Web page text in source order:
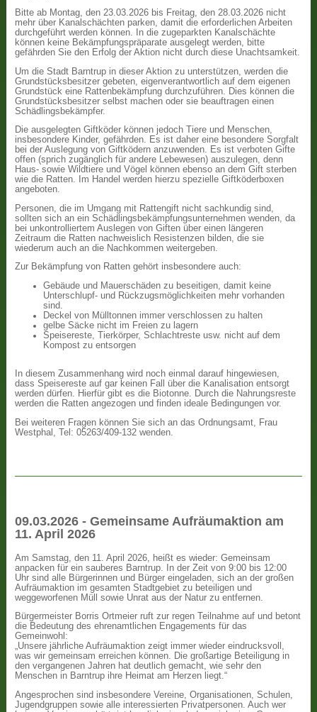
Bitte ab Montag, den 23.03.2026 bis Freitag, den 28.03.2026 nicht
mehr über Kanalschächten parken, damit die erforderlichen Arbeiten
durchgeführt werden können. In die zugeparkten Kanalschächte
können keine Bekämpfungspräparate ausgelegt werden, bitte
gefährden Sie den Erfolg der Aktion nicht durch diese Unachtsamkeit.
Um die Stadt Barntrup in dieser Aktion zu unterstützen, werden die
Grundstücksbesitzer gebeten, eigenverantwortlich auf dem eigenen
Grundstück eine Rattenbekämpfung durchzuführen. Dies können die
Grundstücksbesitzer selbst machen oder sie beauftragen einen
Schädlingsbekämpfer.
Die ausgelegten Giftköder können jedoch Tiere und Menschen,
insbesondere Kinder, gefährden. Es ist daher eine besondere Sorgfalt
bei der Auslegung von Giftködern anzuwenden. Es ist verboten Gifte
offen (sprich zugänglich für andere Lebewesen) auszulegen, denn
Haus- sowie Wildtiere und Vögel können ebenso an dem Gift sterben
wie die Ratten. Im Handel werden hierzu spezielle Giftköderboxen
angeboten.
Personen, die im Umgang mit Rattengift nicht sachkundig sind,
sollten sich an ein Schädlingsbekämpfungsunternehmen wenden, da
bei unkontrolliertem Auslegen von Giften über einen längeren
Zeitraum die Ratten nachweislich Resistenzen bilden, die sie
wiederum auch an die Nachkommen weitergeben.
Zur Bekämpfung von Ratten gehört insbesondere auch:
Gebäude und Mauerschäden zu beseitigen, damit keine
Unterschlupf- und Rückzugsmöglichkeiten mehr vorhanden
sind.
Deckel von Mülltonnen immer verschlossen zu halten
gelbe Säcke nicht im Freien zu lagern
Speisereste, Tierkörper, Schlachtreste usw. nicht auf dem
Kompost zu entsorgen
In diesem Zusammenhang wird noch einmal darauf hingewiesen,
dass Speisereste auf gar keinen Fall über die Kanalisation entsorgt
werden dürfen. Hierfür gibt es die Biotonne. Durch die Nahrungsreste
werden die Ratten angezogen und finden ideale Bedingungen vor.
Bei weiteren Fragen können Sie sich an das Ordnungsamt, Frau
Westphal, Tel: 05263/409-132 wenden.
09.03.2026 - Gemeinsame Aufräumaktion am
11. April 2026
Am Samstag, den 11. April 2026, heißt es wieder: Gemeinsam
anpacken für ein sauberes Barntrup. In der Zeit von 9:00 bis 12:00
Uhr sind alle Bürgerinnen und Bürger eingeladen, sich an der großen
Aufräumaktion im gesamten Stadtgebiet zu beteiligen und
weggeworfenen Müll sowie Unrat aus der Natur zu entfernen.
Bürgermeister Borris Ortmeier ruft zur regen Teilnahme auf und betont
die Bedeutung des ehrenamtlichen Engagements für das
Gemeinwohl:
„Unsere jährliche Aufräumaktion zeigt immer wieder eindrucksvoll,
was wir gemeinsam erreichen können. Die großartige Beteiligung in
den vergangenen Jahren hat deutlich gemacht, wie sehr den
Menschen in Barntrup ihre Heimat am Herzen liegt.“
Angesprochen sind insbesondere Vereine, Organisationen, Schulen,
Jugendgruppen sowie alle interessierten Privatpersonen. Auch wer